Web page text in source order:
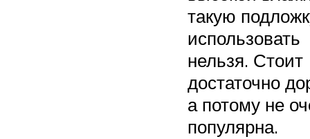
такую
использовать
нельзя. Стоит
достаточно
а потому не
популярна.